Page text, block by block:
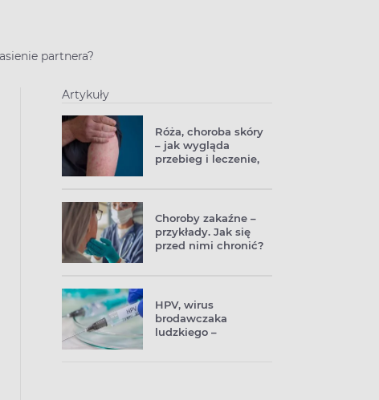
partnera?
Artykuły
Róża, choroba skóry
– jak wygląda
przebieg i leczenie,
Choroby zakaźne –
przykłady. Jak się
przed nimi chronić?
HPV, wirus
brodawczaka
ludzkiego –